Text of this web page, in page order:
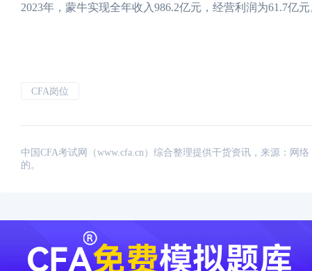
2023年，蒙牛实现全年收入986.2亿元，经营利润为61.7亿元
CFA岗位
中国CFA考试网（www.cfa.cn）综合整理提供干货资讯，来源：网
的。